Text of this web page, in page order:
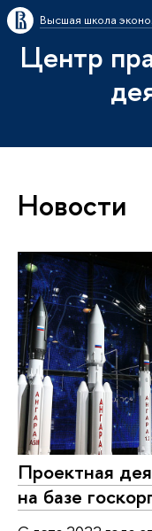
Высшая школа
Центр
Новости
Проектная
на базе